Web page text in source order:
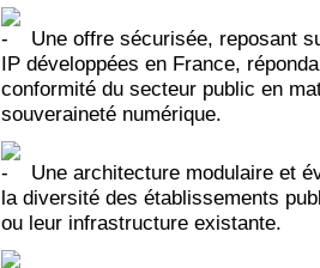
Une offre sécurisée, reposant
IP développées en France,
conformité du secteur public en
souveraineté numérique.
Une architecture modulaire et
la diversité des établissements
ou leur infrastructure existante.